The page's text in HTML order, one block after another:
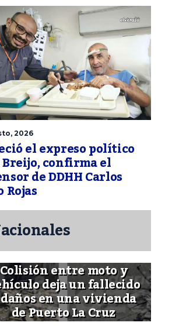
2026
el expreso político
Breijo, confirma el
de DDHH Carlos
Rojas
Colisión entre moto y
deja un fallecido
en una vivienda
de Puerto La Cruz